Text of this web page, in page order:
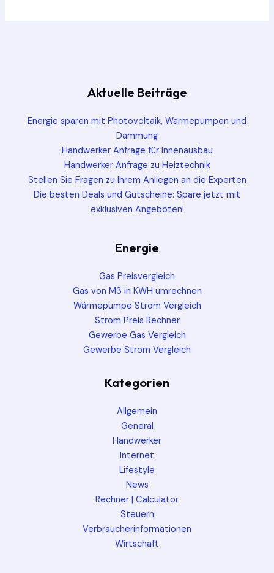
Aktuelle Beiträge
Energie sparen mit Photovoltaik, Wärmepumpen und
Dämmung
Handwerker Anfrage für Innenausbau
Handwerker Anfrage zu Heiztechnik
Stellen Sie Fragen zu Ihrem Anliegen an die Experten
Die besten Deals und Gutscheine: Spare jetzt mit
exklusiven Angeboten!
Energie
Gas Preisvergleich
Gas von M3 in KWH umrechnen
Wärmepumpe Strom Vergleich
Strom Preis Rechner
Gewerbe Gas Vergleich
Gewerbe Strom Vergleich
Kategorien
Allgemein
General
Handwerker
Internet
Lifestyle
News
Rechner | Calculator
Steuern
Verbraucherinformationen
Wirtschaft